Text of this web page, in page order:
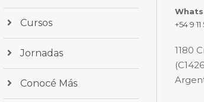
Cursos
Jornadas
Conocé Más
+54 9
1180